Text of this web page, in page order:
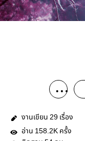
งานเขียน 29 เรื่อง
อ่าน 158.2K ครั้ง